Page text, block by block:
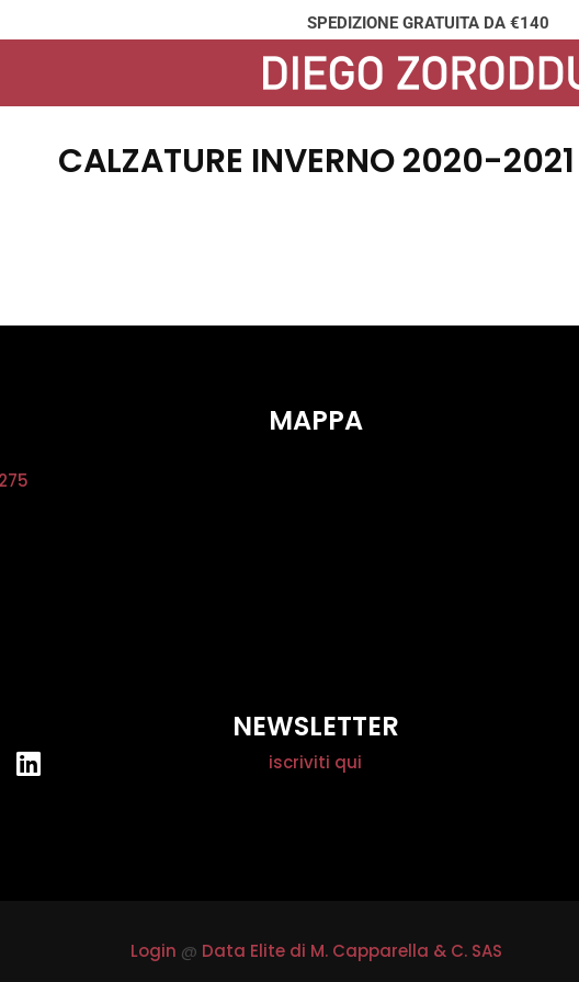
SPEDIZIONE GRATUITA DA €140
CALZATURE INVERNO 2020-2021
MAPPA
NEWSLETTER
iscriviti qui
Login @ Data Elite di M. Capparella & C. SAS